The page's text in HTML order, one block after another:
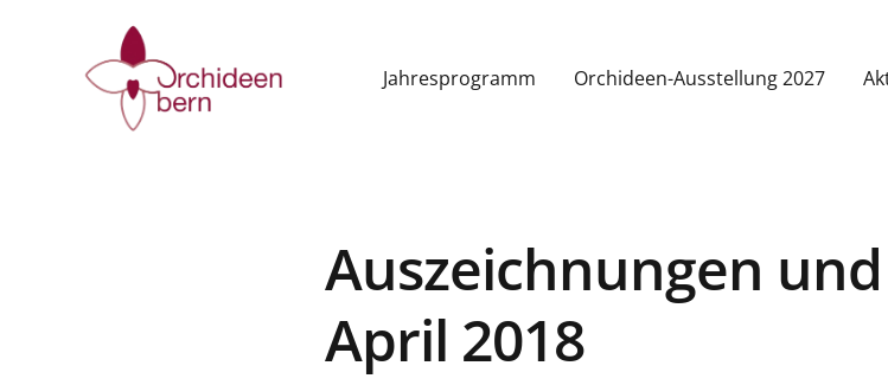
Jahresprogramm Orchideen-Ausstellung 2027
Auszeichnungen
April 2018